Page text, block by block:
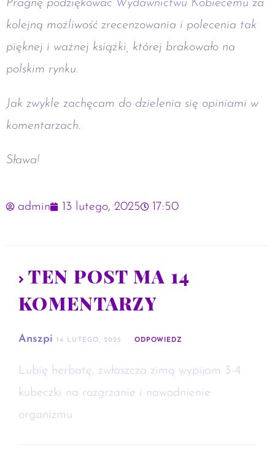
Pragnę podziękować Wydawnictwu Kobiecemu za
kolejną możliwość zrecenzowania i polecenia tak
pięknej i ważnej książki, której brakowało na
polskim rynku.
Jak zwykle zachęcam do dzielenia się opiniami w
komentarzach.
Sława!
admin 13 lutego, 2025 17:50
TEN POST MA 14
KOMENTARZY
Anszpi 14 LUTEGO, 2025 ODPOWIEDZ
Lubię herbatę, zwłaszcza zimą wypijam 3-4
kubeczki na rozgrzanie i nawodnienie
organizmu